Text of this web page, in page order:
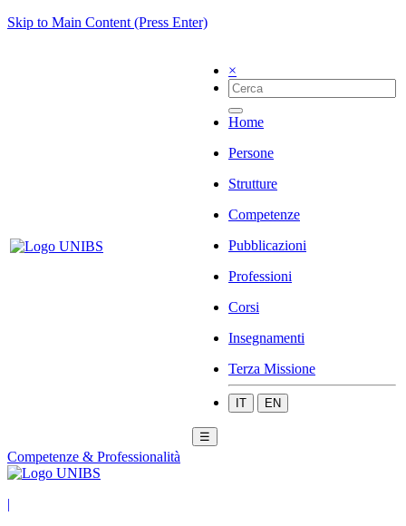
Skip to Main Content (Press Enter)
×
Home
Persone
Strutture
Competenze
Pubblicazioni
Professioni
Corsi
Insegnamenti
Terza Missione
IT EN
☰
Competenze & Professionalità
|